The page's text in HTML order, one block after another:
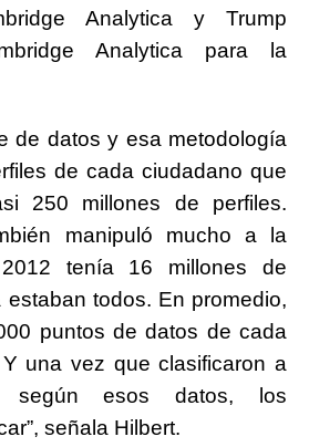
Analytica y Trump
Analytica para la
de datos y esa metodología
de cada ciudadano que
250 millones de perfiles.
manipuló mucho a la
tenía 16 millones de
estaban todos. En promedio,
puntos de datos de cada
una vez que clasificaron a
según esos datos, los
señala Hilbert.